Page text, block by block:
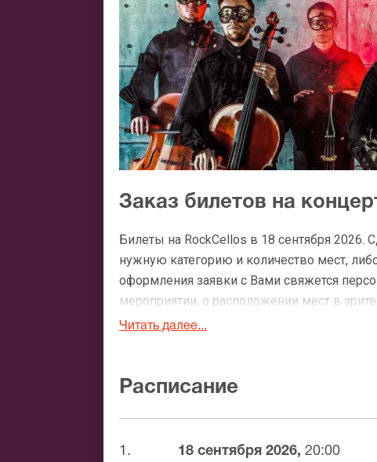
Заказ билетов на
Билеты на RockCellos в 18 сентября
нужную категорию и количество мест,
оформления заявки с Вами свяжется
мероприятии, о расположении мест в
После бронирования билетов, ожидайте
доставка билетов осуществляется в
Вы можете с помощью:
Банковской картой
Читать далее...
Расписание
1. 18 сентября 2026, 20:00